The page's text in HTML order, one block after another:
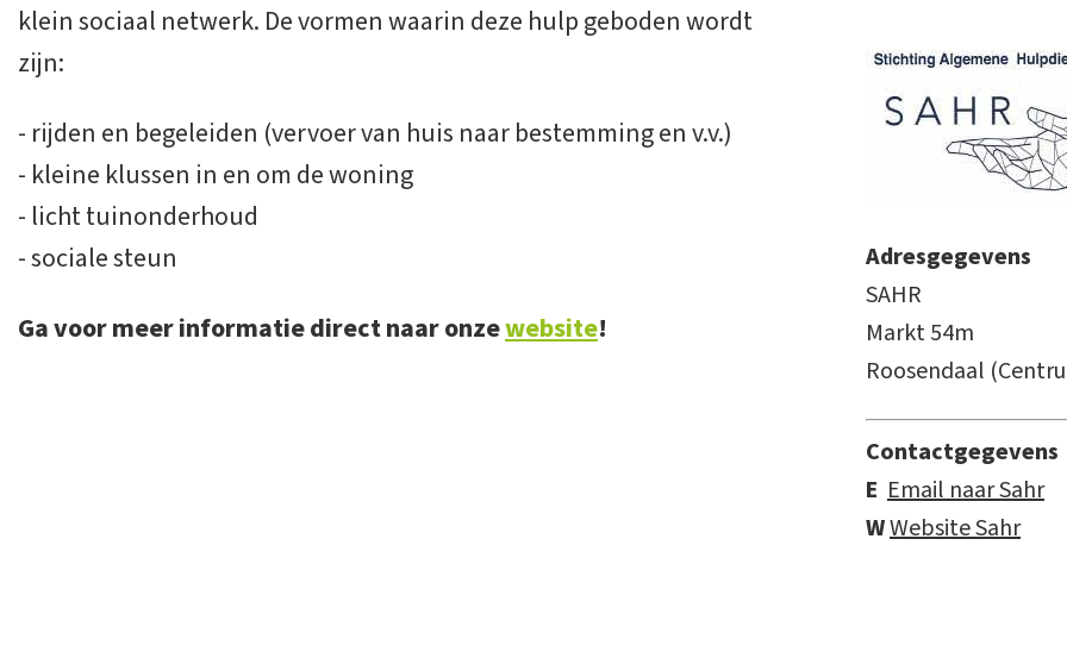
klein sociaal netwerk. De vormen waarin deze hulp geboden wordt
zijn:
- rijden en begeleiden (vervoer van huis naar bestemming en v.v.)
- kleine klussen in en om de woning
- licht tuinonderhoud
- sociale steun
Ga voor meer informatie direct naar onzewebsite!
Adresgegevens
SAHR
Markt 54m
Roosendaal
Contactgegevens
E Email naar Sahr
WWebsite Sahr